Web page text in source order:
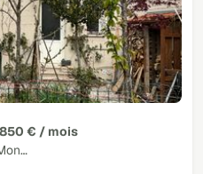
850 € / mois